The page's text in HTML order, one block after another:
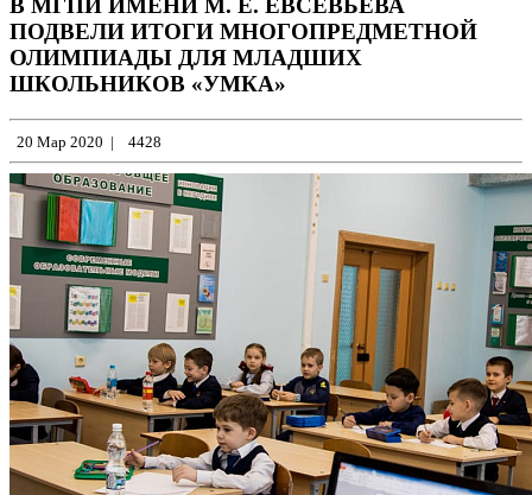
ПОДВЕЛИ ИТОГИ МНОГОПРЕДМЕТНОЙ
ОЛИМПИАДЫ ДЛЯ МЛАДШИХ
ШКОЛЬНИКОВ «УМКА»
20 Мар 2020 | 4428